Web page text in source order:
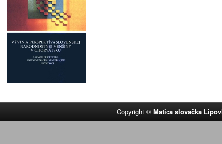
Copyright ©Matica slovačka